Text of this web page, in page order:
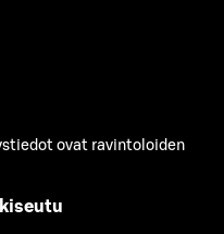
ovat ravintoloiden